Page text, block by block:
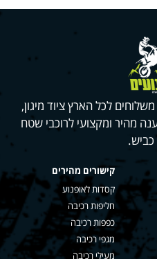
לכל הארץ ציוד מיגון,
מהיר ומקצועי לרוכבי שטח
כביש.
קישורים מהירים
קסדות לאופנוע
חליפות רכיבה
כפפות רכיבה
מגפי רכיבה
מעילי רכיבה